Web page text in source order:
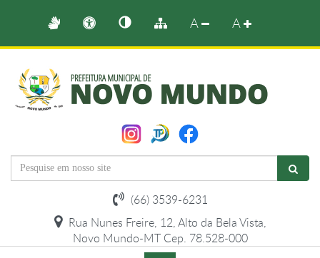
A A
(66) 3539-6231
Rua Nunes Freire, 12, Alto da Bela Vista,
Novo Mundo-MT Cep. 78.528-000